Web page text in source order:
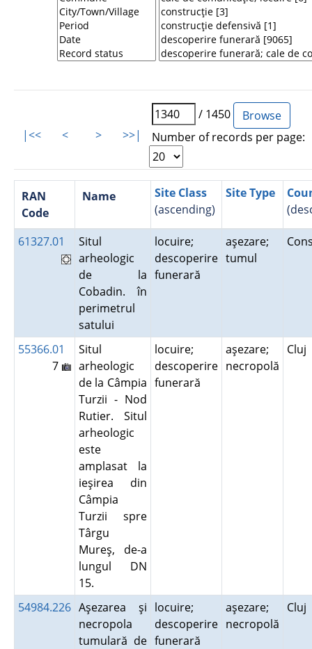
|<< < > >>|
/ 1450
Number of records per page:
RAN
Code
Name
Site Class
(ascending)
Site Type
61327.01
Situl
arheologic
de la
Cobadin. în
perimetrul
satului
locuire;
descoperire
funerară
aşezare;
tumul
55366.01
7
Situl
arheologic
de la Câmpia
Turzii - Nod
Rutier. Situl
arheologic
este
amplasat la
ieşirea din
Câmpia
Turzii spre
Târgu
Mureş, de-a
lungul DN
15.
locuire;
descoperire
funerară
aşezare;
necropolă
Cluj
54984.226 Aşezarea şi
necropola
tumulară de
locuire;
descoperire
funerară
aşezare;
necropolă
Cluj